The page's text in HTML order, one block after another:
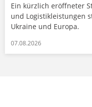
Ein kürzlich eröffneter
und Logistikleistungen
Ukraine und Europa.
07.08.2026